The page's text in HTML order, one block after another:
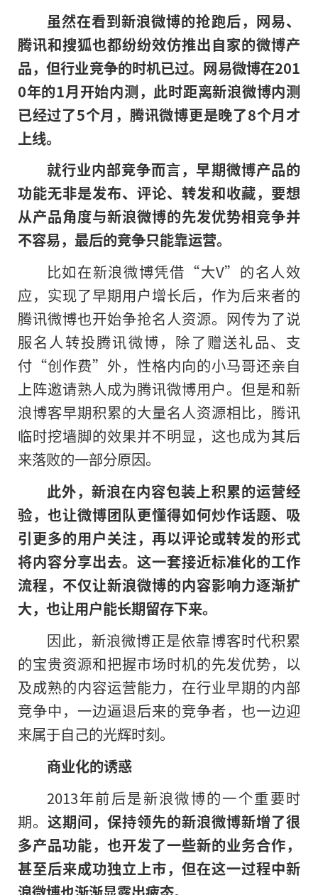
虽然在看到新浪微博的抢跑后，网易、
腾讯和搜狐也都纷纷效仿推出自家的微博产
品，但行业竞争的时机已过。网易微博在201
0年的1月开始内测，此时距离新浪微博内测
已经过了5个月，腾讯微博更是晚了8个月才
上线。
就行业内部竞争而言，早期微博产品的
功能无非是发布、评论、转发和收藏，要想
从产品角度与新浪微博的先发优势相竞争并
不容易，最后的竞争只能靠运营。
比如在新浪微博凭借“大V”的名人效
应，实现了早期用户增长后，作为后来者的
腾讯微博也开始争抢名人资源。网传为了说
服名人转投腾讯微博，除了赠送礼品、支
付“创作费”外，性格内向的小马哥还亲自
上阵邀请熟人成为腾讯微博用户。但是和新
浪博客早期积累的大量名人资源相比，腾讯
临时挖墙脚的效果并不明显，这也成为其后
来落败的一部分原因。
此外，新浪在内容包装上积累的运营经
验，也让微博团队更懂得如何炒作话题、吸
引更多的用户关注，再以评论或转发的形式
将内容分享出去。 这一套接近标准化的工作
流程，不仅让新浪微博的内容影响力逐渐扩
大，也让用户能长期留存下来。
因此，新浪微博正是依靠博客时代积累
的宝贵资源和把握市场时机的先发优势，以
及成熟的内容运营能力，在行业早期的内部
竞争中，一边逼退后来的竞争者，也一边迎
来属于自己的光辉时刻。
商业化的诱惑
2013年前后是新浪微博的一个重要时
期。 这期间，保持领先的新浪微博新增了很
多产品功能，也开发了一些新的业务合作，
甚至后来成功独立上市，但在这一过程中新